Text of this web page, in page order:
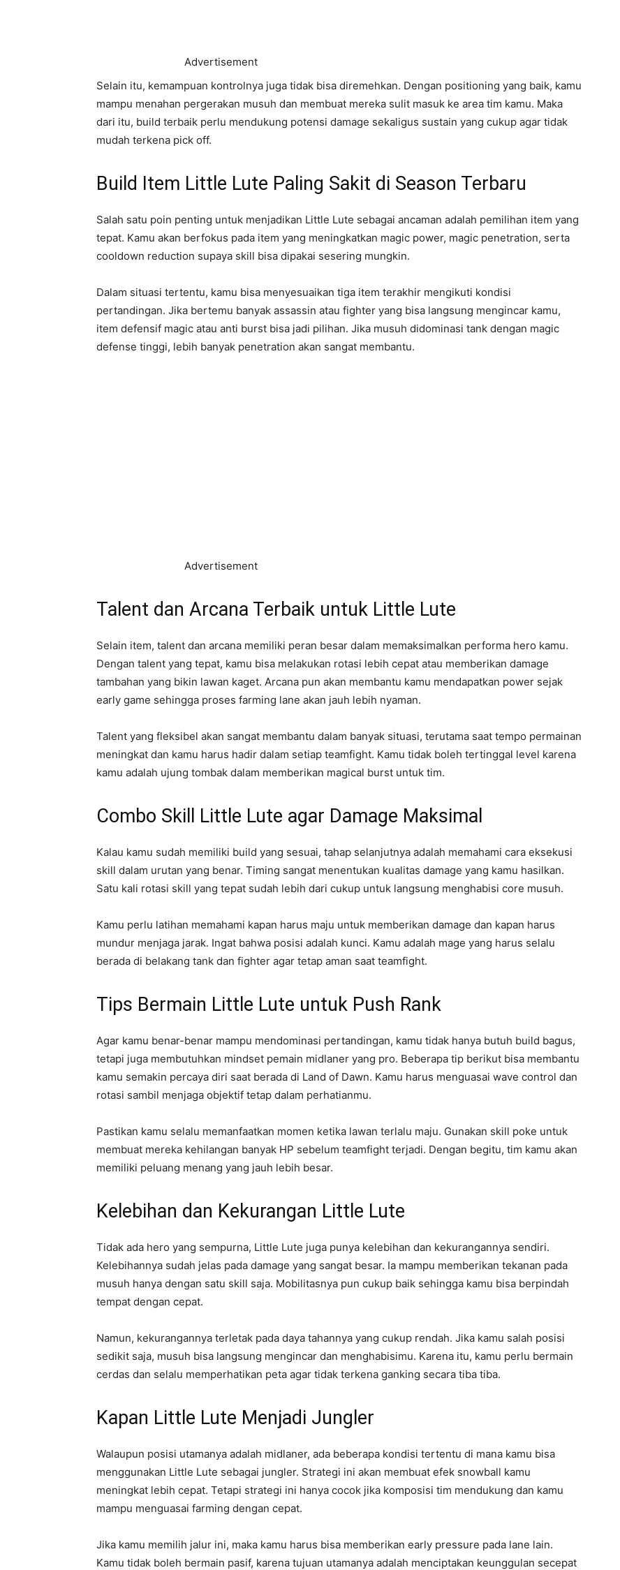
Advertisement
Selain itu, kemampuan kontrolnya juga tidak bisa diremehkan. Dengan positioning yang baik, kamu
mampu menahan pergerakan musuh dan membuat mereka sulit masuk ke area tim kamu. Maka
dari itu, build terbaik perlu mendukung potensi damage sekaligus sustain yang cukup agar tidak
mudah terkena pick off.
Build Item Little Lute Paling Sakit di Season Terbaru
Salah satu poin penting untuk menjadikan Little Lute sebagai ancaman adalah pemilihan item yang
tepat. Kamu akan berfokus pada item yang meningkatkan magic power, magic penetration, serta
cooldown reduction supaya skill bisa dipakai sesering mungkin.
Dalam situasi tertentu, kamu bisa menyesuaikan tiga item terakhir mengikuti kondisi
pertandingan. Jika bertemu banyak assassin atau fighter yang bisa langsung mengincar kamu,
item defensif magic atau anti burst bisa jadi pilihan. Jika musuh didominasi tank dengan magic
defense tinggi, lebih banyak penetration akan sangat membantu.
Advertisement
Talent dan Arcana Terbaik untuk Little Lute
Selain item, talent dan arcana memiliki peran besar dalam memaksimalkan performa hero kamu.
Dengan talent yang tepat, kamu bisa melakukan rotasi lebih cepat atau memberikan damage
tambahan yang bikin lawan kaget. Arcana pun akan membantu kamu mendapatkan power sejak
early game sehingga proses farming lane akan jauh lebih nyaman.
Talent yang fleksibel akan sangat membantu dalam banyak situasi, terutama saat tempo permainan
meningkat dan kamu harus hadir dalam setiap teamfight. Kamu tidak boleh tertinggal level karena
kamu adalah ujung tombak dalam memberikan magical burst untuk tim.
Combo Skill Little Lute agar Damage Maksimal
Kalau kamu sudah memiliki build yang sesuai, tahap selanjutnya adalah memahami cara eksekusi
skill dalam urutan yang benar. Timing sangat menentukan kualitas damage yang kamu hasilkan.
Satu kali rotasi skill yang tepat sudah lebih dari cukup untuk langsung menghabisi core musuh.
Kamu perlu latihan memahami kapan harus maju untuk memberikan damage dan kapan harus
mundur menjaga jarak. Ingat bahwa posisi adalah kunci. Kamu adalah mage yang harus selalu
berada di belakang tank dan fighter agar tetap aman saat teamfight.
Tips Bermain Little Lute untuk Push Rank
Agar kamu benar-benar mampu mendominasi pertandingan, kamu tidak hanya butuh build bagus,
tetapi juga membutuhkan mindset pemain midlaner yang pro. Beberapa tip berikut bisa membantu
kamu semakin percaya diri saat berada di Land of Dawn. Kamu harus menguasai wave control dan
rotasi sambil menjaga objektif tetap dalam perhatianmu.
Pastikan kamu selalu memanfaatkan momen ketika lawan terlalu maju. Gunakan skill poke untuk
membuat mereka kehilangan banyak HP sebelum teamfight terjadi. Dengan begitu, tim kamu akan
memiliki peluang menang yang jauh lebih besar.
Kelebihan dan Kekurangan Little Lute
Tidak ada hero yang sempurna, Little Lute juga punya kelebihan dan kekurangannya sendiri.
Kelebihannya sudah jelas pada damage yang sangat besar. Ia mampu memberikan tekanan pada
musuh hanya dengan satu skill saja. Mobilitasnya pun cukup baik sehingga kamu bisa berpindah
tempat dengan cepat.
Namun, kekurangannya terletak pada daya tahannya yang cukup rendah. Jika kamu salah posisi
sedikit saja, musuh bisa langsung mengincar dan menghabisimu. Karena itu, kamu perlu bermain
cerdas dan selalu memperhatikan peta agar tidak terkena ganking secara tiba tiba.
Kapan Little Lute Menjadi Jungler
Walaupun posisi utamanya adalah midlaner, ada beberapa kondisi tertentu di mana kamu bisa
menggunakan Little Lute sebagai jungler. Strategi ini akan membuat efek snowball kamu
meningkat lebih cepat. Tetapi strategi ini hanya cocok jika komposisi tim mendukung dan kamu
mampu menguasai farming dengan cepat.
Jika kamu memilih jalur ini, maka kamu harus bisa memberikan early pressure pada lane lain.
Kamu tidak boleh bermain pasif, karena tujuan utamanya adalah menciptakan keunggulan secepat